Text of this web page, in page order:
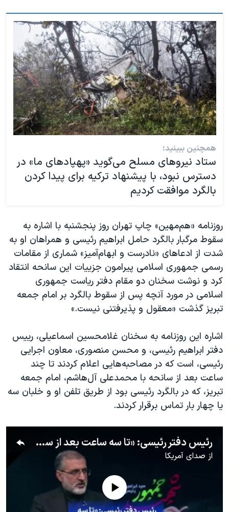
همچنین ببینید:
ستاد نیروهای مسلح می‌گوید «پهپادهای ما» در
دسترس نبود، با پیشنهاد ترکیه برای پیدا کردن
بالگرد موافقت کردیم
روزنامه «هم‌مهین» چاپ تهران روز پنجشنبه با اشاره به
سقوط مرگبار بالگرد حامل ابراهیم رئیسی و همراهان او به
شدت از ادعاهای «نادرست و ابهام‌آمیز» شماری از مقامات
رسمی جمهوری اسلامی پیرامون جزییات این سانحه انتقاد
کرد و نوشت سخنان دو مقام دفتر ریاست جمهوری
اسلامی در مورد آنچه پس از سقوط بالگرد بر امام جمعه
تبریز گذشت «معقول و پذیرفتنی نیست.»
اشاره این روزنامه به سخنان غلامحسین اسماعیلی، رییس
دفتر ابراهیم رئیسی، و محسن منصوری، معاون اجرایی
رئیسی، است که در مصاحبه‌هایی اعلام کردند تا چند
ساعت بعد از سانحه با محمدعلی آل‌هاشم، امام جمعه
تبریز، که در بالگرد رئیسی بود از طریق تلفن او و خلبان سه
یا چهار بار تماس برقرار کردند.
رئیس دفتر رئیسی: «تا سه ساعت بعد از سانحه چند بار با آل‌هاشم تلفنی صحبت کردم»
از صدای آمریکا
No media source currently available